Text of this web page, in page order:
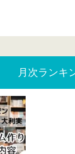
月次ランキ